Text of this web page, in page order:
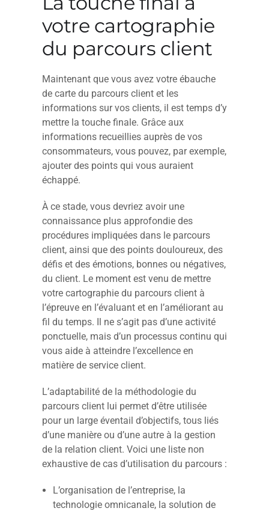
votre cartographie
du parcours client
Maintenant que vous avez votre ébauche
de carte du parcours client et les
informations sur vos clients, il est temps d’y
mettre la touche finale. Grâce aux
informations recueillies auprès de vos
consommateurs, vous pouvez, par exemple,
ajouter des points qui vous auraient
échappé.
À ce stade, vous devriez avoir une
connaissance plus approfondie des
procédures impliquées dans le parcours
client, ainsi que des points douloureux, des
défis et des émotions, bonnes ou négatives,
du client. Le moment est venu de mettre
votre cartographie du parcours client à
l’épreuve en l’évaluant et en l’améliorant au
fil du temps. Il ne s’agit pas d’une activité
ponctuelle, mais d’un processus continu qui
vous aide à atteindre l’excellence en
matière de service client.
L’adaptabilité de la méthodologie du
parcours client lui permet d’être utilisée
pour un large éventail d’objectifs, tous liés
d’une manière ou d’une autre à la gestion
de la relation client. Voici une liste non
exhaustive de cas d’utilisation du parcours :
L’organisation de l’entreprise, la
technologie omnicanale, la solution de